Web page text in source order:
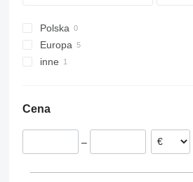
Polska
Europa
inne
Cena
–